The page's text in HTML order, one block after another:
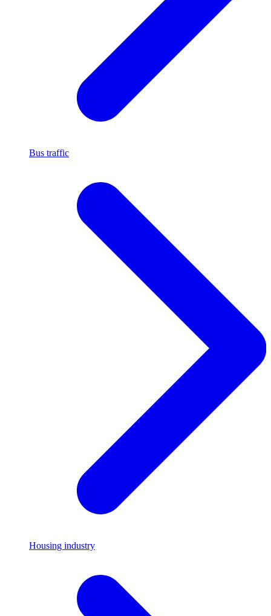
Bus traffic
Housing industry